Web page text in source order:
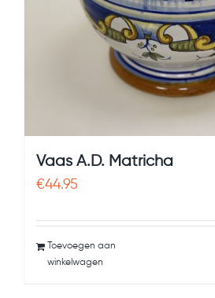
Vaas A.D. Matricha
€44.95
Toevoegen aan
winkelwagen